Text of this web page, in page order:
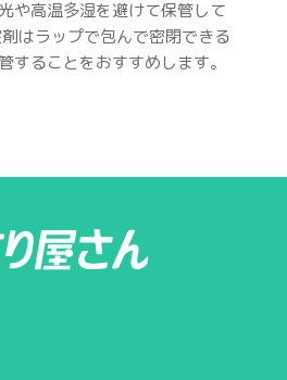
や高温多湿を避けて保管して
はラップで包んで密閉できる
することをおすすめします。